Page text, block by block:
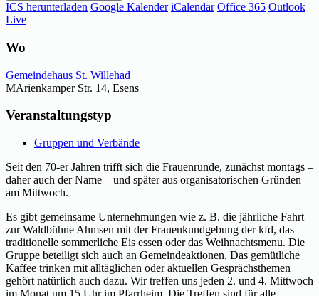
ICS herunterladen Google Kalender iCalendar Office 365 Outlook
Live
Wo
Gemeindehaus St. Willehad
MArienkamper Str. 14, Esens
Veranstaltungstyp
Gruppen und Verbände
Seit den 70-er Jahren trifft sich die Frauenrunde, zunächst montags –
daher auch der Name – und später aus organisatorischen Gründen
am Mittwoch.
Es gibt gemeinsame Unternehmungen wie z. B. die jährliche Fahrt
zur Waldbühne Ahmsen mit der Frauenkundgebung der kfd, das
traditionelle sommerliche Eis essen oder das Weihnachtsmenu. Die
Gruppe beteiligt sich auch an Gemeindeaktionen. Das gemütliche
Kaffee trinken mit alltäglichen oder aktuellen Gesprächsthemen
gehört natürlich auch dazu. Wir treffen uns jeden 2. und 4. Mittwoch